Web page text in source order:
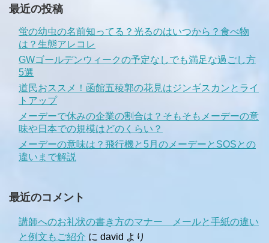
最近の投稿
蛍の幼虫の名前知ってる？光るのはいつから？食べ物
は？生態アレコレ
GWゴールデンウィークの予定なしでも満足な過ごし方
5選
道民おススメ！函館五稜郭の花見はジンギスカンとライ
トアップ
メーデーで休みの企業の割合は？そもそもメーデーの意
味や日本での規模はどのくらい？
メーデーの意味は？飛行機と5月のメーデーとSOSとの
違いまで解説
最近のコメント
講師へのお礼状の書き方のマナー メールと手紙の違い
と例文もご紹介 に david より